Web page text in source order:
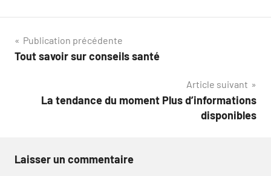
Navigation
de
Publication précédente
Tout savoir sur conseils santé
Article suivant
La tendance du moment Plus d’informations
disponibles
Laisser un commentaire